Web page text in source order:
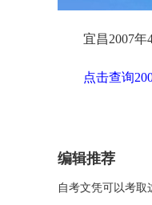
宜昌2007年4
点击查询
编辑推荐
自考文凭可以考取